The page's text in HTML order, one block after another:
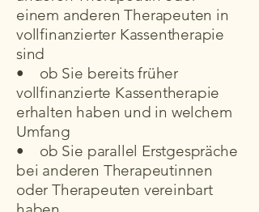
einem anderen Therapeuten in
vollfinanzierter Kassentherapie
sind
• ob Sie bereits früher
vollfinanzierte Kassentherapie
erhalten haben und in welchem
Umfang
• ob Sie parallel Erstgespräche
bei anderen Therapeutinnen
oder Therapeuten vereinbart